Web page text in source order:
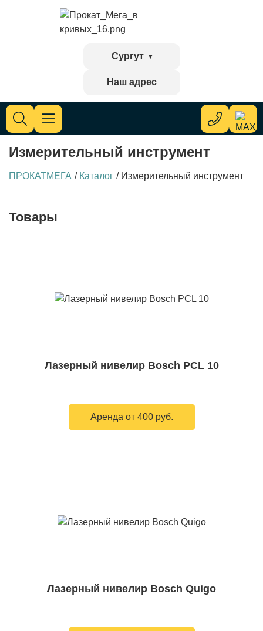
Сургут
Наш адрес
Измерительный инструмент
ПРОКАТМЕГА / Каталог / Измерительный инструмент
Товары
Лазерный нивелир Bosch PCL 10
Аренда от 400 руб.
Лазерный нивелир Bosch Quigo